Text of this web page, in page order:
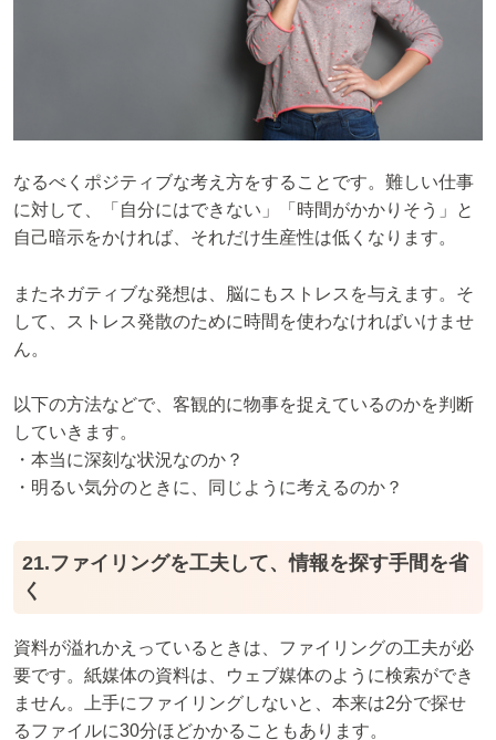
なるべくポジティブな考え方をすることです。難しい仕事
に対して、「自分にはできない」「時間がかかりそう」と
自己暗示をかければ、それだけ生産性は低くなります。
またネガティブな発想は、脳にもストレスを与えます。そ
して、ストレス発散のために時間を使わなければいけませ
ん。
以下の方法などで、客観的に物事を捉えているのかを判断
していきます。
・本当に深刻な状況なのか？
・明るい気分のときに、同じように考えるのか？
21.ファイリングを工夫して、情報を探す手間を省
く
資料が溢れかえっているときは、ファイリングの工夫が必
要です。紙媒体の資料は、ウェブ媒体のように検索ができ
ません。上手にファイリングしないと、本来は2分で探せ
るファイルに30分ほどかかることもあります。